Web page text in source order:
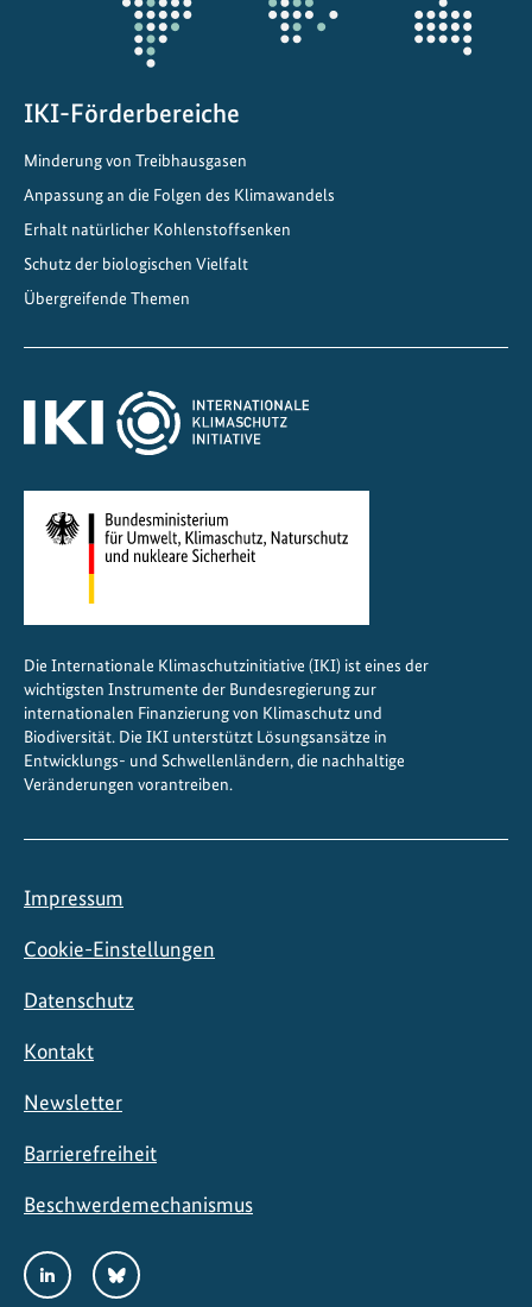
IKI-Förderbereiche
Minderung von Treibhausgasen
Anpassung an die Folgen des Klimawandels
Erhalt natürlicher Kohlenstoffsenken
Schutz der biologischen Vielfalt
Übergreifende Themen
Die Internationale Klimaschutzinitiative (IKI) ist eines der
wichtigsten Instrumente der Bundesregierung zur
internationalen Finanzierung von Klimaschutz und
Biodiversität. Die IKI unterstützt Lösungsansätze in
Entwicklungs- und Schwellenländern, die nachhaltige
Veränderungen vorantreiben.
Impressum
Cookie-Einstellungen
Datenschutz
Kontakt
Newsletter
Barrierefreiheit
Beschwerdemechanismus
Social
Media
LinkedInBluesky